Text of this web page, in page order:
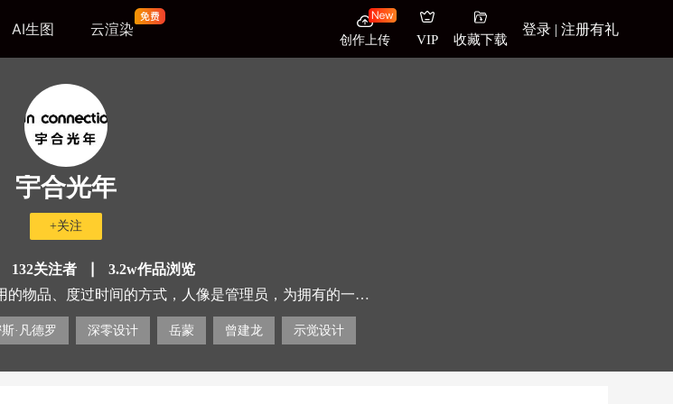
AI生图 云渲染
创作上传 VIP 收藏下载
登录 | 注册有礼
宇合光年
+关注
132关注者
3.2w作品浏览
物品、度过时间的方式，人像是管理员，为拥有的一切
·凡德罗 深零设计 岳蒙 曾建龙 示觉设计